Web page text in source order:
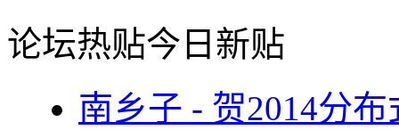
论坛热贴今日新贴
南乡子 - 贺2014分